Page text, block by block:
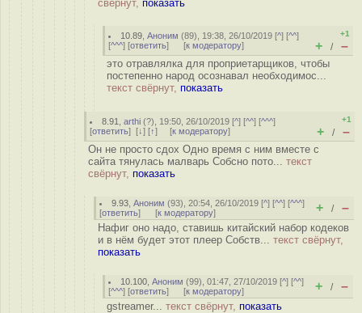
свёрнут, показать
10.89 ,Аноним (89), 19:38, 26/10/2019 [^] [^^]
[^^^] [ответить] [к модератору]
+1
+ / –
это отравлялка для проприетарщиков, чтобы
постепенно народ осознавал необходимос...
текст свёрнут, показать
8.91 ,arthi (?), 19:50, 26/10/2019 [^] [^^] [^^^]
[ответить] [↓] [↑] [к модератору]
+1
+ / –
Он не просто сдох Одно время с ним вместе с
сайта тянулась малварь Собсно пото... текст
свёрнут, показать
9.93 ,Аноним (93), 20:54, 26/10/2019 [^] [^^] [^^^]
[ответить] [к модератору] + / –
Нафиг оно надо, ставишь китайский набор кодеков
и в нём будет этот плеер Собств... текст свёрнут,
показать
10.100 ,Аноним (99), 01:47, 27/10/2019 [^] [^^]
[^^^] [ответить] [к модератору] + / –
gstreamer... текст свёрнут, показать